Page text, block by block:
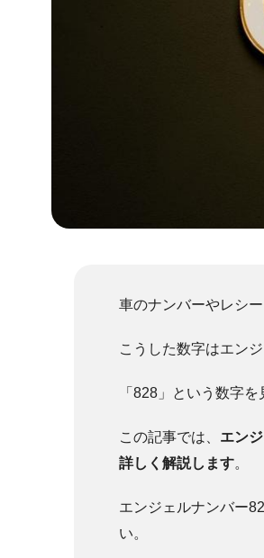
車のナンバーやレシ
こうした数字はエン
「828」という数字
この記事では、 エン
詳しく解説します。
エンジェルナンバー
い。